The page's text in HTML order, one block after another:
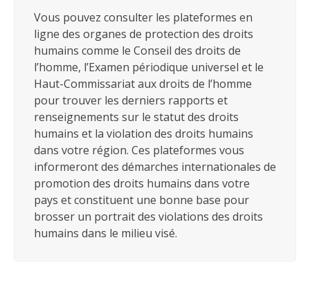
Vous pouvez consulter les plateformes en
ligne des organes de protection des droits
humains comme le Conseil des droits de
l’homme, l’Examen périodique universel et le
Haut-Commissariat aux droits de l’homme
pour trouver les derniers rapports et
renseignements sur le statut des droits
humains et la violation des droits humains
dans votre région. Ces plateformes vous
informeront des démarches internationales de
promotion des droits humains dans votre
pays et constituent une bonne base pour
brosser un portrait des violations des droits
humains dans le milieu visé.